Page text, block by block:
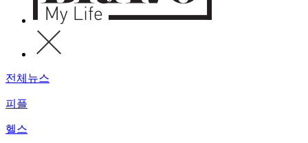
전체뉴스
피플
헬스